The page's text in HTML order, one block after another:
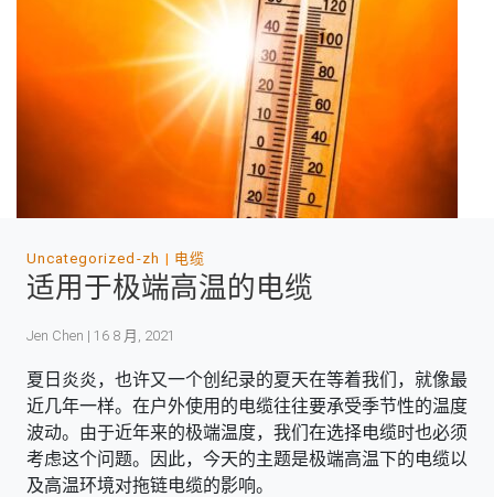
Uncategorized-zh 电缆
适用于极端高温的电缆
Jen Chen | 16 8 月, 2021
夏日炎炎，也许又一个创纪录的夏天在等着我们，就像最
近几年一样。在户外使用的电缆往往要承受季节性的温度
波动。由于近年来的极端温度，我们在选择电缆时也必须
考虑这个问题。因此，今天的主题是极端高温下的电缆以
及高温环境对拖链电缆的影响。